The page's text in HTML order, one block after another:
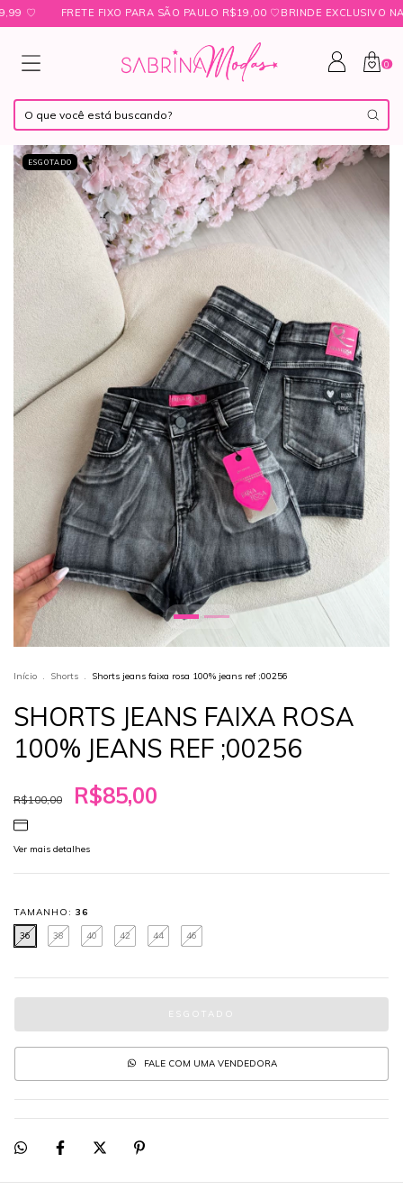
FRETE FIXO PARA SÃO PAULO R$19,00 ㅤ♡ㅤBRINDE EXCLUSIVO NAS
0
ESGOTADO
Início . Shorts . Shorts jeans faixa rosa 100% jeans ref ;00256
SHORTS JEANS FAIXA ROSA
100% JEANS REF ;00256
R$100,00 R$85,00
Ver mais detalhes
TAMANHO: 36
36
38 40 42 44 46
FALE COM UMA VENDEDORA